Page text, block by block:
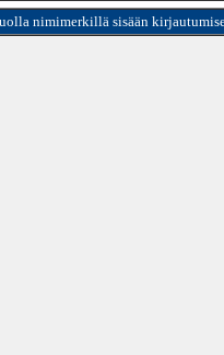
nimimerkillä sisään